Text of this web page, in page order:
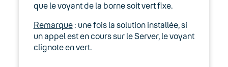
Cisco / Linksys
CoComm
que le voyant de la borne soit vert fixe.
Remarque: une fois la solution installée, si
un appel est en cours sur le Server, le voyant
clignote en vert.